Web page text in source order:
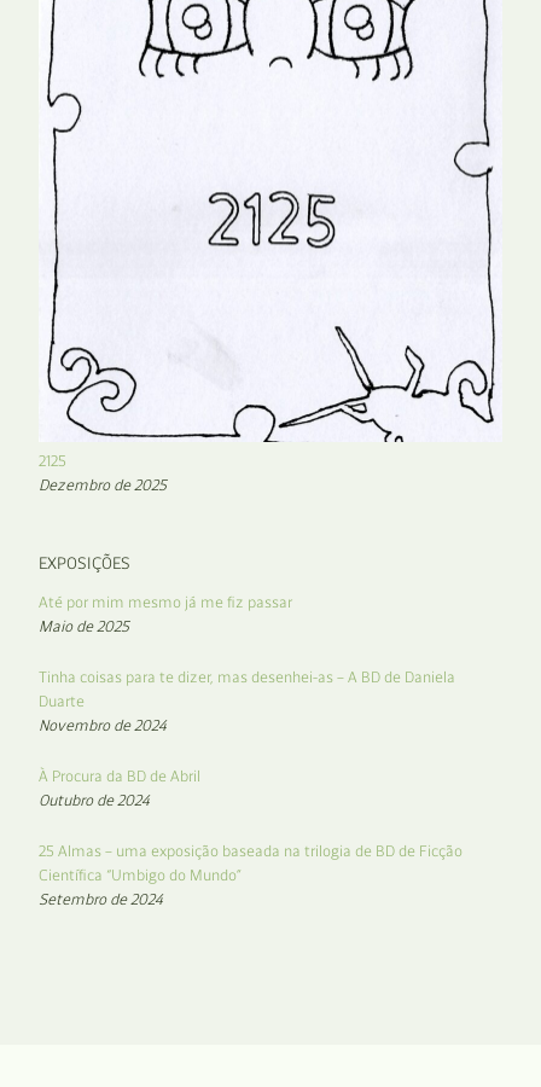
2125
Dezembro de 2025
EXPOSIÇÕES
Até por mim mesmo já me fiz passar
Maio de 2025
Tinha coisas para te dizer, mas desenhei-as – A BD de Daniela
Duarte
Novembro de 2024
À Procura da BD de Abril
Outubro de 2024
25 Almas – uma exposição baseada na trilogia de BD de Ficção
Científica “Umbigo do Mundo”
Setembro de 2024